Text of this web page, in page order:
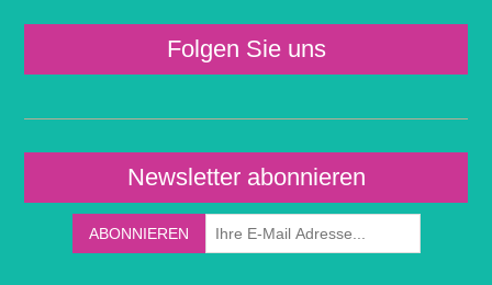
Folgen Sie uns
Newsletter abonnieren